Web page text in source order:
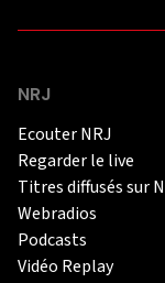
NRJ
Ecouter NRJ
Regarder le live
Titres diffusés sur
Webradios
Podcasts
Vidéo Replay